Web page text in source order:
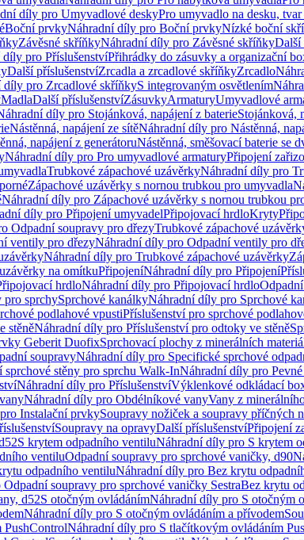
díly pro Umyvadlové deskyPro umyvadlo na desku,
Boční prvkyNáhradní díly pro Boční prvkyNízké boční
Závěsné skříňkyNáhradní díly pro Závěsné skříňkyDalší
pro PříslušenstvíPřihrádky do zásuvky a organizační
Další příslušenstvíZrcadla a zrcadlové skříňkyZrcadlo
díly pro Zrcadlové skříňkyS integrovaným osvětlením
MadlaDalší příslušenstvíZásuvkyArmaturyUmyvadlové
díly pro Stojánková, napájení z baterieStojánková,
Nástěnná, napájení ze sítěNáhradní díly pro Nástěnná,
napájení z generátoruNástěnná, směšovací baterie se
Náhradní díly pro Pro umyvadlové armaturyPřipojení
Trubkové zápachové uzávěrkyNáhradní díly pro
Zápachové uzávěrky s nornou trubkou pro umyvadla
Náhradní díly pro Zápachové uzávěrky s nornou trubkou
díly pro Připojení umyvadelPřipojovací hrdloKryty
Odpadní soupravy pro dřezyTrubkové zápachové
ventily pro dřezyNáhradní díly pro Odpadní ventily pro
Náhradní díly pro Trubkové zápachové uzávěrky
na omítkuPřipojeníNáhradní díly pro Připojení
hrdloNáhradní díly pro Připojovací hrdlo
pro sprchySprchové kanálkyNáhradní díly pro Sprchové
podlahové vpustiPříslušenství pro sprchové
stěněNáhradní díly pro Příslušenství pro odtoky ve stěně
Geberit DuofixSprchovací plochy z minerálních
soupravyNáhradní díly pro Specifické sprchové
sprchové stěny pro sprchu Walk-InNáhradní díly pro
Náhradní díly pro PříslušenstvíVýklenkové odkládací
Náhradní díly pro Obdélníkové vanyVany z
Instalační prvkySoupravy nožiček a soupravy příčných
Soupravy na opravyDalší příslušenstvíPřipojení
S krytem odpadního ventiluNáhradní díly pro S krytem
ventiluOdpadní soupravy pro sprchové vaničky, d90
odpadního ventiluNáhradní díly pro Bez krytu
soupravy pro sprchové vaničky SestraBez krytu
d52S otočným ovládánímNáhradní díly pro S otočným
Náhradní díly pro S otočným ovládáním a přívodem
PushControlNáhradní díly pro S tlačítkovým ovládáním